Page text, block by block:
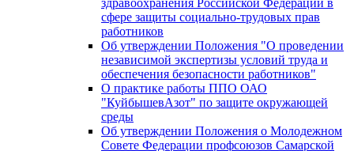
сфере защиты социально-трудовых прав
работников
Об утверждении Положения "О проведении
независимой экспертизы условий труда и
обеспечения безопасности работников"
О практике работы ППО ОАО
"КуйбышевАзот" по защите окружающей
среды
Об утверждении Положения о Молодежном
Совете Федерации профсоюзов Самарской